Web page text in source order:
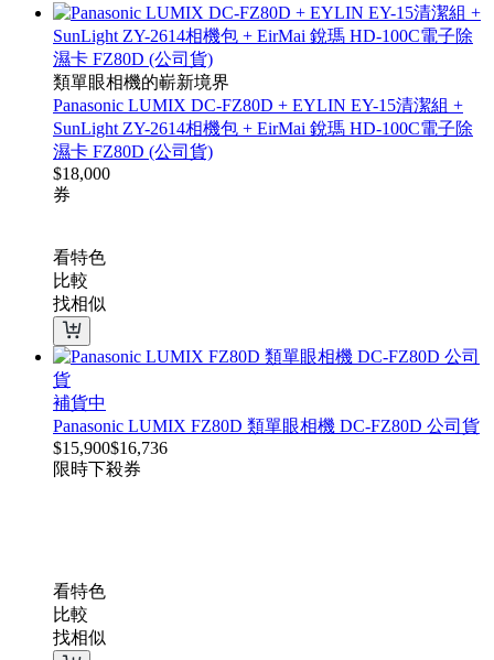
類單眼相機的嶄新境界
Panasonic LUMIX DC-FZ80D + EYLIN EY-15清潔組 +
SunLight ZY-2614相機包 + EirMai 銳瑪 HD-100C電子除
濕卡 FZ80D (公司貨)
$18,000
券
看特色
比較
找相似
補貨中
Panasonic LUMIX FZ80D 類單眼相機 DC-FZ80D 公司貨
$15,900$16,736
限時下殺券
看特色
比較
找相似